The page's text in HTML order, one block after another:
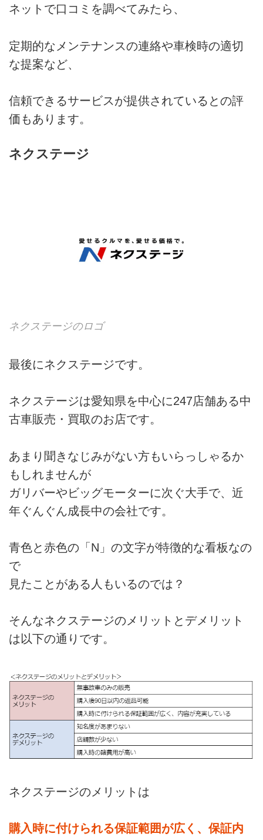
ネットで口コミを調べてみたら、
定期的なメンテナンスの連絡や車検時の適切
な提案など、
信頼できるサービスが提供されているとの評
価もあります。
ネクステージ
ネクステージのロゴ
最後にネクステージです。
ネクステージは愛知県を中心に247店舗ある中
古車販売・買取のお店です。
あまり聞きなじみがない方もいらっしゃるか
もしれませんが
ガリバーやビッグモーターに次ぐ大手で、近
年ぐんぐん成長中の会社です。
青色と赤色の「N」の文字が特徴的な看板なの
で
見たことがある人もいるのでは？
そんなネクステージのメリットとデメリット
は以下の通りです。
ネクステージのメリットは
購入時に付けられる保証範囲が広く、保証内